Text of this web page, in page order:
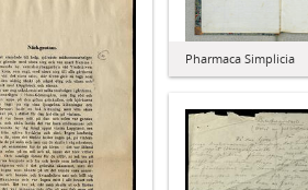
Pharmaca Simplicia